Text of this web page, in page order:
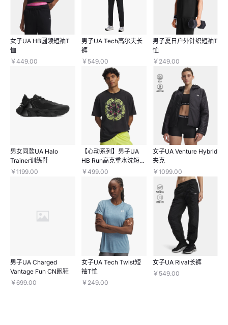
女子UA HB圆领短袖T
恤
￥449.00
男子UA Tech高尔夫长
裤
￥549.00
男子夏日户外针织短袖T
恤
￥249.00
男女同款UA Halo
Trainer训练鞋
￥1199.00
【心动系列】男子UA
HB Run高克重水洗短袖
T恤
￥499.00
女子UA Venture Hybrid
夹克
￥1099.00
男子UA Charged
Vantage Fun CN跑鞋
￥699.00
女子UA Tech Twist短
袖T恤
￥249.00
女子UA Rival长裤
￥549.00